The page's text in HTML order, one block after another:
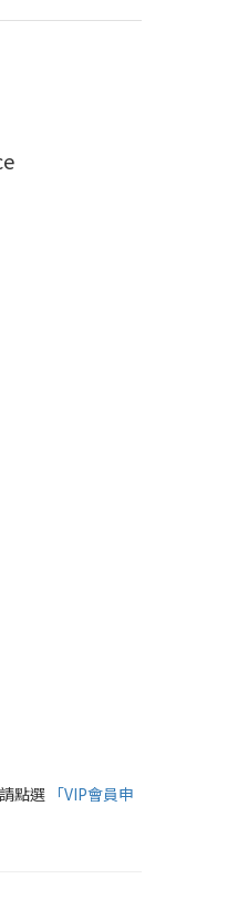
點選 「VIP會員申